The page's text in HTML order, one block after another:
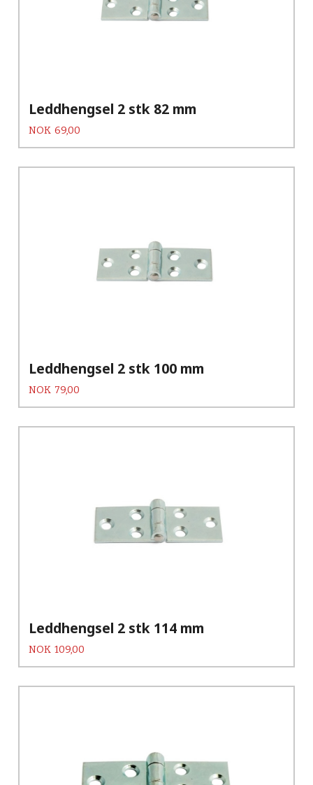
Leddhengsel 2 stk 82 mm
Pris
NOK 69,00
Leddhengsel 2 stk 100 mm
Pris
NOK 79,00
Leddhengsel 2 stk 114 mm
Pris
NOK 109,00